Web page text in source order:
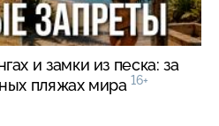
и замки из песка: за
пляжах мира 16+